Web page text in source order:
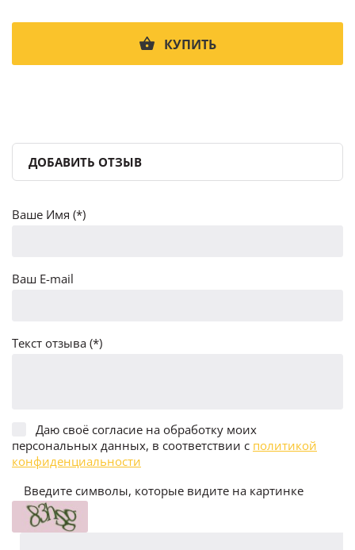
КУПИТЬ
ДОБАВИТЬ ОТЗЫВ
Ваше Имя (*)
Ваш E-mail
Текст отзыва (*)
Даю своё согласие на обработку моих
персональных данных, в соответствии с политикой
конфиденциальности
Введите символы, которые видите на картинке